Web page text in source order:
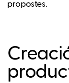
propostes.